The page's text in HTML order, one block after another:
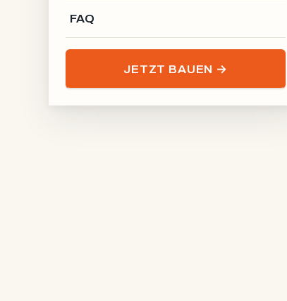
FAQ
JETZT BAUEN →
Lofttür